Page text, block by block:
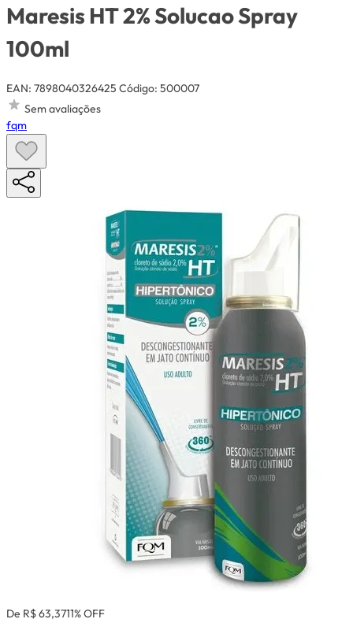
Maresis HT 2% Solucao Spray
100ml
EAN: 7898040326425 Código: 500007
Sem avaliações
fqm
De R$ 63,3711% OFF